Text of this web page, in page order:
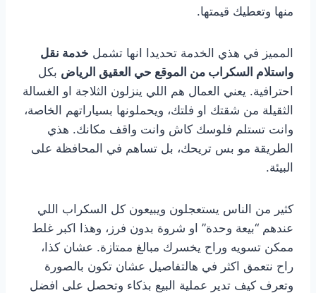
منها وتعطيك قيمتها.
المميز في هذي الخدمة تحديدا انها تشمل خدمة نقل
واستلام السكراب من الموقع حي العقيق الرياض بكل
احترافية. يعني العمال هم اللي ينزلون الثلاجة او الغسالة
الثقيلة من شقتك او فلتك، ويحملونها بسياراتهم الخاصة،
وانت تستلم فلوسك كاش وانت واقف مكانك. هذي
الطريقة مو بس تريحك، بل تساهم في المحافظة على
البيئة.
كثير من الناس يستعجلون ويبيعون كل السكراب اللي
عندهم “بيعة وحدة” او شروة بدون فرز، وهذا اكبر غلط
ممكن تسويه وراح يخسرك مبالغ ممتازة. عشان كذا،
راح نتعمق اكثر في هالتفاصيل عشان تكون بالصورة
وتعرف كيف تدير عملية البيع بذكاء وتحصل على افضل